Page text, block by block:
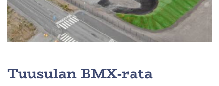
Tuusulan BMX-rata